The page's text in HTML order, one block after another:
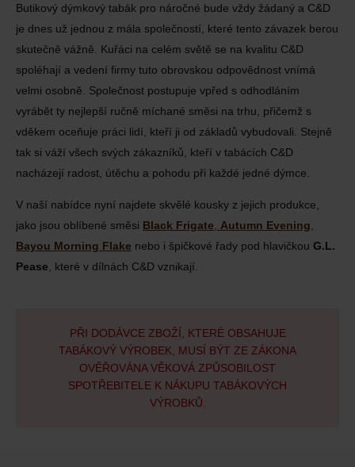
Butikový dýmkový tabák pro náročné bude vždy žádaný a C&D
je dnes už jednou z mála společností, které tento závazek berou
skutečně vážně. Kuřáci na celém světě se na kvalitu C&D
spoléhají a vedení firmy tuto obrovskou odpovědnost vnímá
velmi osobně. Společnost postupuje vpřed s odhodláním
vyrábět ty nejlepší ručně míchané směsi na trhu, přičemž s
vděkem oceňuje práci lidí, kteří ji od základů vybudovali. Stejně
tak si váží všech svých zákazníků, kteří v tabácích C&D
nacházejí radost, útěchu a pohodu při každé jedné dýmce.
V naší nabídce nyní najdete skvělé kousky z jejich produkce,
jako jsou oblíbené směsi Black Frigate Autumn Evening
Bayou Morning Flake nebo i špičkové řady pod hlavičkou G.L.
Pease , které v dílnách C&D vznikají.
PŘI DODÁVCE ZBOŽÍ, KTERÉ OBSAHUJE
TABÁKOVÝ VÝROBEK, MUSÍ BÝT ZE ZÁKONA
OVĚŘOVÁNA VĚKOVÁ ZPŮSOBILOST
SPOTŘEBITELE K NÁKUPU TABÁKOVÝCH
VÝROBKŮ.